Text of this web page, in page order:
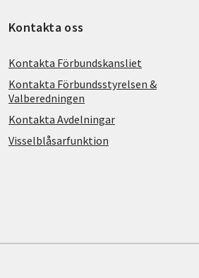
Kontakta oss
Kontakta Förbundskansliet
Kontakta Förbundsstyrelsen &
Valberedningen
Kontakta Avdelningar
Visselblåsarfunktion